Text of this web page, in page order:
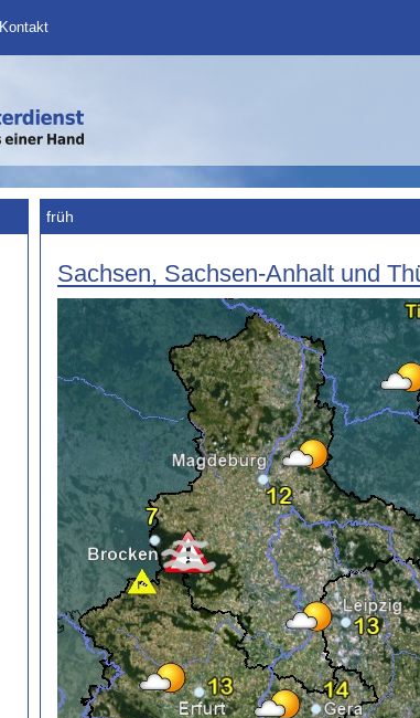
Kontakt
früh
Sachsen, Sachsen-Anhalt und